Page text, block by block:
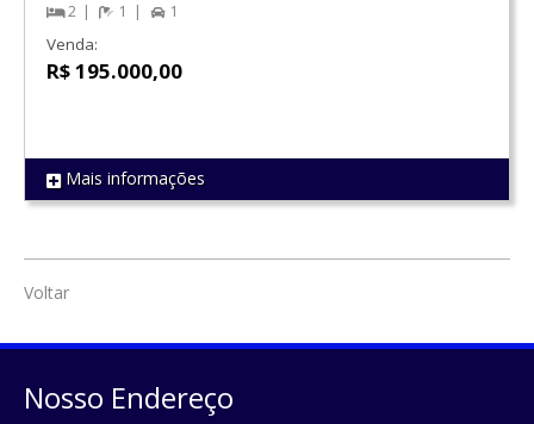
REF 1175
2 1 1
Venda:
R$ 195.000,00
Mais informações
Voltar
Nosso Endereço